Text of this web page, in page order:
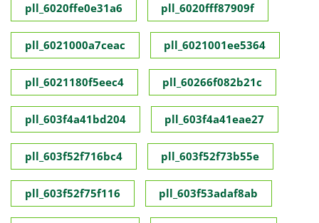
pll_6020ffe0e31a6 pll_6020fff87909f
pll_6021000a7ceac pll_6021001ee5364
pll_6021180f5eec4 pll_60266f082b21c
pll_603f4a41bd204 pll_603f4a41eae27
pll_603f52f716bc4 pll_603f52f73b55e
pll_603f52f75f116 pll_603f53adaf8ab